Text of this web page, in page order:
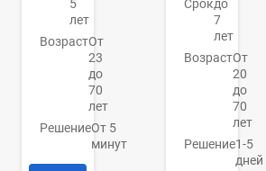
5
лет
ВозрастОт
23
до
70
лет
РешениеОт 5
минут
Срокдо
7
лет
ВозрастОт
20
до
70
лет
Решение1-5
дней